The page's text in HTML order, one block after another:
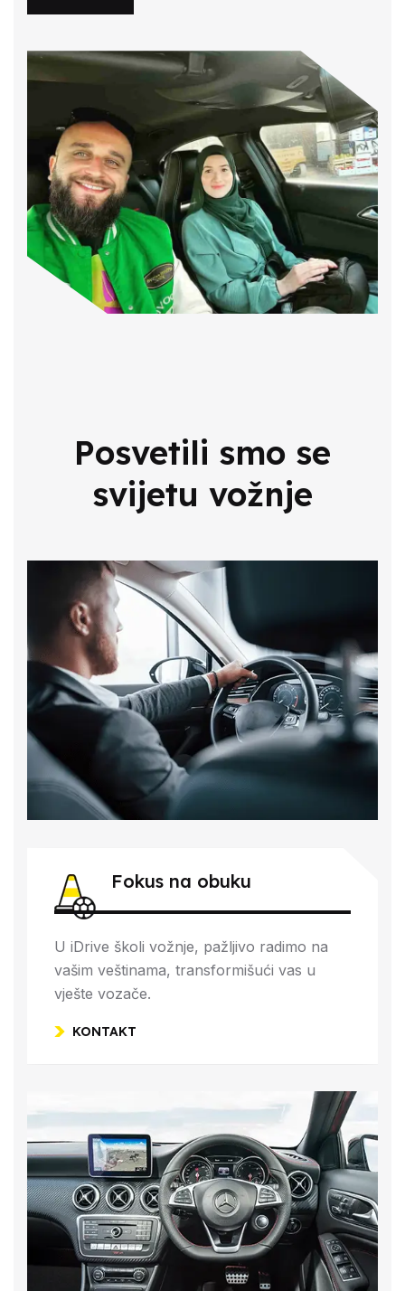
Motor
Obuka za A kategoriju
Učite voziti motocikle s našim stručnim
instruktorima! Kategorija A obuhvata sve potrebno
za vožnju motocikla. Prijavite se za kurs i krenite u
avanturu na dva točka.
Automobil
Obuka za B kategoriju
automobile uz našu školu vožnje! Kategorija B
pruža sve potrebno za vožnju automobila. Prijavite
se i postanite sigurni vozač na cesti
Posvetili smo se
svijetu vožnje
Fokus na obuku
U iDrive školi vožnje, pažljivo radimo na
vašim veštinama, transformišući vas u
vješte vozače.
KONTAKT